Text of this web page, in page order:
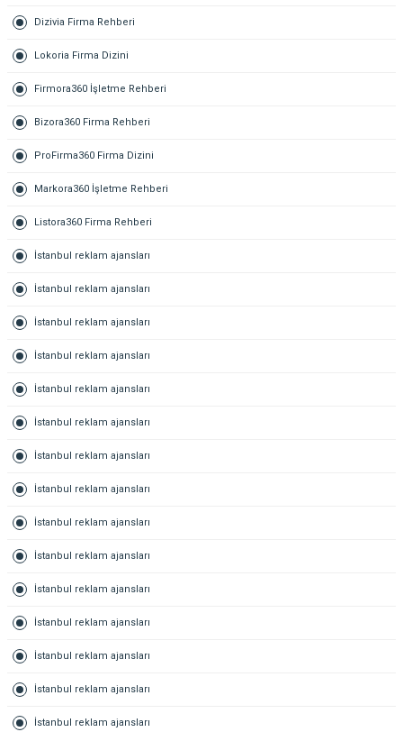
Dizivia Firma Rehberi
Lokoria Firma Dizini
Firmora360 İşletme Rehberi
Bizora360 Firma Rehberi
ProFirma360 Firma Dizini
Markora360 İşletme Rehberi
Listora360 Firma Rehberi
İstanbul reklam ajansları
İstanbul reklam ajansları
İstanbul reklam ajansları
İstanbul reklam ajansları
İstanbul reklam ajansları
İstanbul reklam ajansları
İstanbul reklam ajansları
İstanbul reklam ajansları
İstanbul reklam ajansları
İstanbul reklam ajansları
İstanbul reklam ajansları
İstanbul reklam ajansları
İstanbul reklam ajansları
İstanbul reklam ajansları
İstanbul reklam ajansları